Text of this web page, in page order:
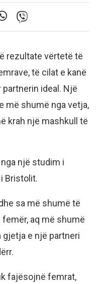
rezultate vërtetë të
të cilat e kanë
ideal. Një
më shumë nga vetja,
krah një mashkull të
një studim i
Bristolit.
sa më shumë të
aq më shumë
gjetja e një partneri
fajësojnë femrat,